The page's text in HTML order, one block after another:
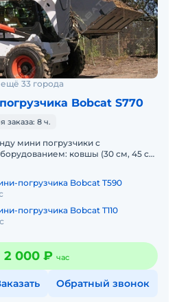
33 города
Bobcat S770
8 ч.
мини погрузчики с
ковшы (30 см, 45 см,
спецт
погрузчика Bobcat T590
погрузчика Bobcat T110
2 000 ₽ час
Обратный звонок